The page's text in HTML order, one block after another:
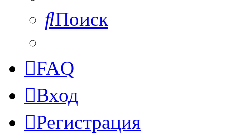
Поиск
FAQ
Вход
Регистрация